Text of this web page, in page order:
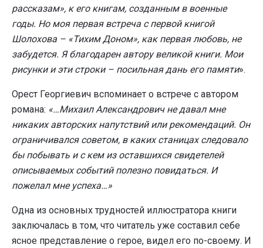
рассказам», к его книгам, созданным в военные
годы. Но моя первая встреча с первой книгой
Шолохова – «Тихим Доном», как первая любовь, не
забудется. Я благодарен автору великой книги. Мои
рисунки и эти строки – посильная дань его памяти».
Орест Георгиевич вспоминает о встрече с автором
романа: «…Михаил Александрович не давал мне
никаких авторских напутствий или рекомендаций. Он
ограничивался советом, в каких станицах следовало
бы побывать и с кем из оставшихся свидетелей
описываемых событий полезно повидаться. И
пожелал мне успеха…»
Одна из основных трудностей иллюстратора книги
заключалась в том, что читатель уже составил себе
ясное представление о герое, видел его по-своему. И